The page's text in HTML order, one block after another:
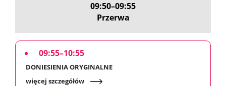
09:50–09:55
Przerwa
09:55–10:55
DONIESIENIA ORYGINALNE
więcej szczegółów